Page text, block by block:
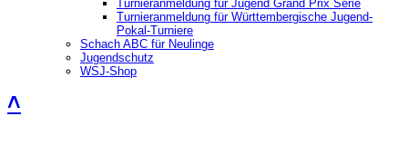
Turnieranmeldung für Jugend Grand Prix Serie
Turnieranmeldung für Württembergische Jugend-
Pokal-Turniere
Schach ABC für Neulinge
Jugendschutz
WSJ-Shop
˄